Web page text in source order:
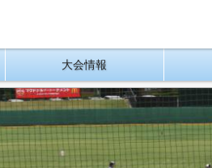
大会情報